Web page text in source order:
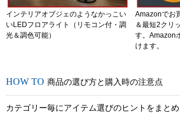
インテリアオブジェのようなかっこい
いLEDフロアライト（リモコン付・調
光＆調色可能）
Amazonでお
＆最短2クリ
す。Amazon
けます。
商品の選び方と購入時の注意点
カテゴリー毎にアイテム選びのヒントをまと